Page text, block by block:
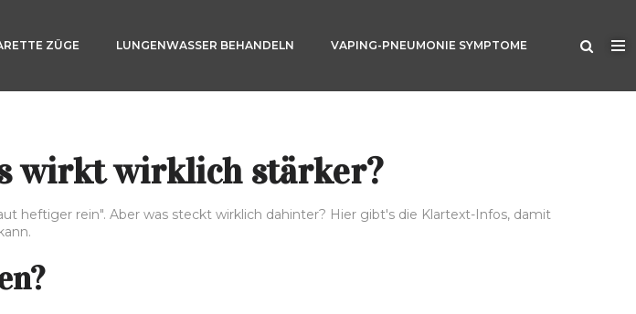
ZÜGE LUNGENWASSER BEHANDELN VAPING-PNEUMONIE SYMPTOME
wirkt wirklich stärker?
heftiger rein". Aber was steckt wirklich dahinter? Hier gibt's die Klartext-Infos, damit